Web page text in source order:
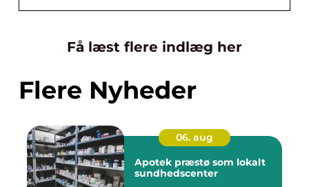
Få læst flere indlæg her
Flere Nyheder
06. aug
Apotek præstø som lokalt
sundhedscenter